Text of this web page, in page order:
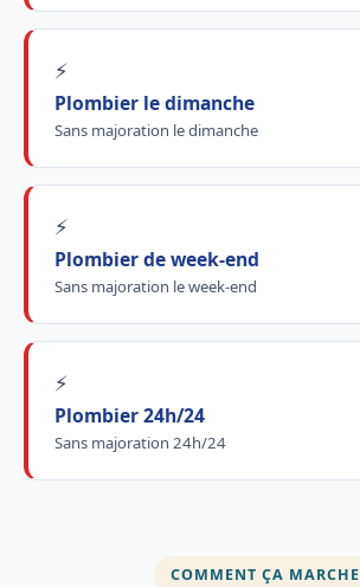
⚡
Plombier le dimanche
Sans majoration le dimanche
⚡
Plombier de week-end
Sans majoration le week-end
⚡
Plombier 24h/24
Sans majoration 24h/24
COMMENT ÇA MARCHE